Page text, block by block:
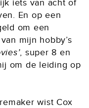
iets van acht of
En op een
om een
mijn hobby’s
, super 8 en
om de leiding op
wist Cox